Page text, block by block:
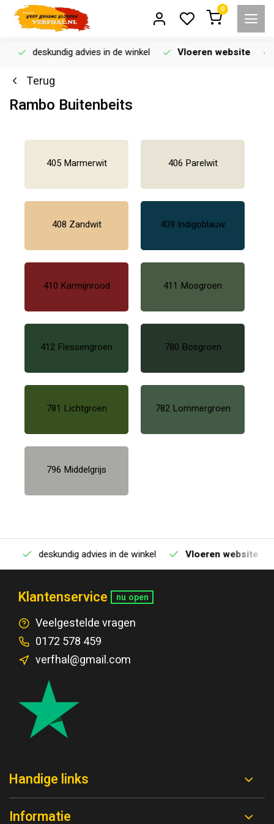
0
deskundig advies in de winkel Vloeren website
Terug
Rambo Buitenbeits
405 Marmerwit 406 Parelwit
408 Zandwit 409 Indigoblauw
410 Karmijnrood 411 Mosgroen
412 Flessengroen 780 Bosgroen
781 Lichtgroen 782 Lommergroen
796 Middelgrijs
deskundig advies in de winkel Vloeren website
Klantenservice nu open
Veelgestelde vragen
0172 578 459
verfhal@gmail.com
Handige links
Informatie